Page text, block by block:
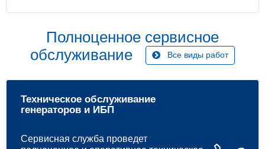
Полноценное сервисное
обслуживание
Все виды работ
Техническое обслуживание
генераторов и ИБП
Сервисная служба проведет